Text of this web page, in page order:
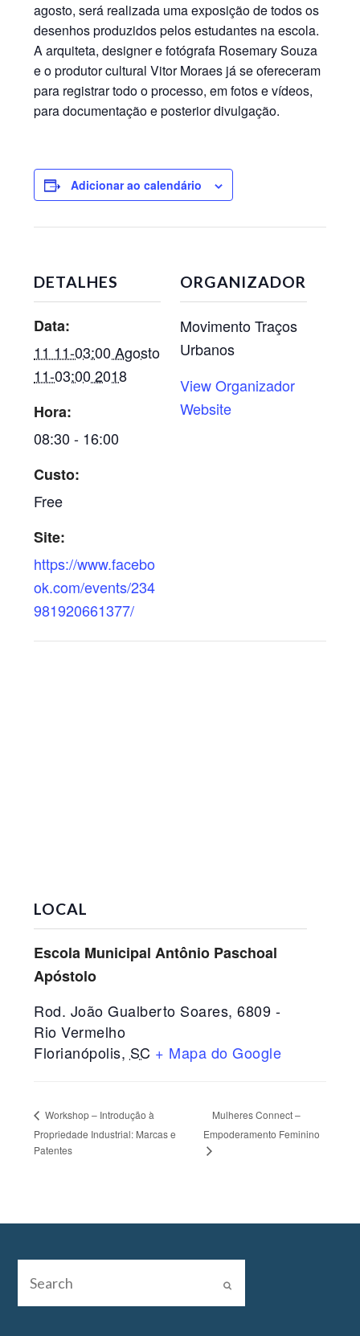
agosto, será realizada uma exposição de todos os
desenhos produzidos pelos estudantes na escola.
A arquiteta, designer e fotógrafa Rosemary Souza
e o produtor cultural Vitor Moraes já se ofereceram
para registrar todo o processo, em fotos e vídeos,
para documentação e posterior divulgação.
Adicionar ao calendário
DETALHES
Data:
11 11-03:00 Agosto
11-03:00 2018
Hora:
08:30 - 16:00
Custo:
Free
Site:
https://www.facebo
ok.com/events/234
981920661377/
ORGANIZADOR
Movimento Traços
Urbanos
View Organizador
Website
LOCAL
Escola Municipal Antônio Paschoal
Apóstolo
Rod. João Gualberto Soares, 6809 -
Rio Vermelho
Florianópolis, SC + Mapa do Google
Workshop – Introdução à
Propriedade Industrial: Marcas e
Patentes
Mulheres Connect –
Empoderamento Feminino